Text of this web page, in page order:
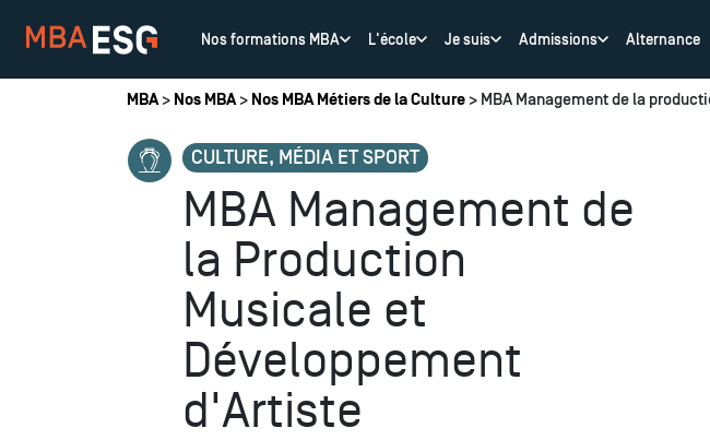
Vous êtes ici
MBA> Nos MBA> Nos MBA Métiers de la Culture > MBA Management de la
CULTURE, MÉDIA ET SPORT
MBA Management de
la Production
Musicale et
Développement
d'Artiste
Nos formations MBA L'école Je suis Admissions Alternance